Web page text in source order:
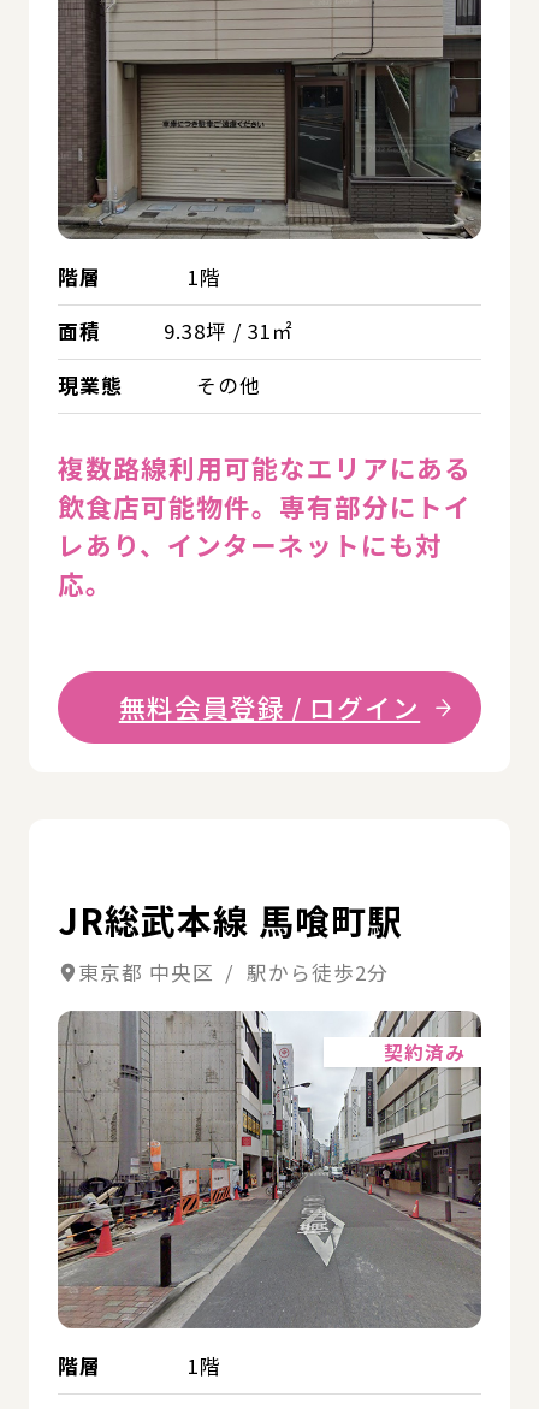
階層
1階
面積
9.38坪 / 31㎡
現業態
その他
複数路線利用可能なエリアにある
飲食店可能物件。専有部分にトイ
レあり、インターネットにも対
応。
無料会員登録 / ログイン
JR総武本線 馬喰町駅
東京都 中央区 / 駅から徒歩2分
契約済み
階層
1階